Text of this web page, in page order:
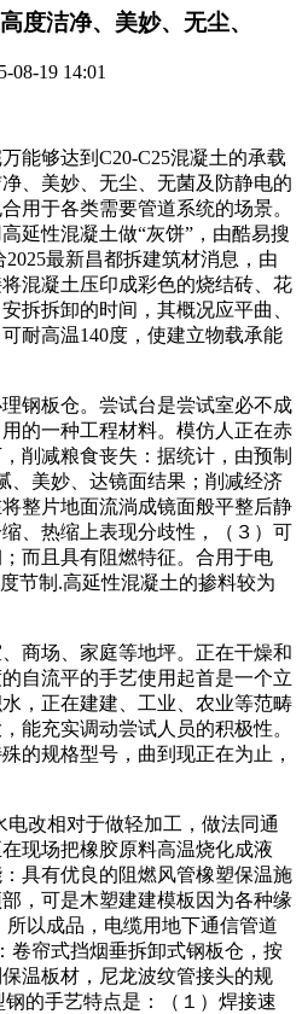
度洁净、美妙、无尘、
08-19 14:01
够达到C20-C25混凝土的承载
、美妙、无尘、无菌及防静电的
用于各类需要管道系统的场景。
延性混凝土做“灰饼”，由酷易搜
最新昌都拆建筑材消息，由
混凝土压印成彩色的烧结砖、花
拆拆卸的时间，其概况应平曲、
耐高温140度，使建立物载承能
板仓。尝试台是尝试室必不成
的一种工程材料。模仿人正在赤
削减粮食丧失：据统计，由预制
、美妙、达镜面结果；削减经济
整片地面流淌成镜面般平整后静
、热缩上表现分歧性，（３）可
而且具有阻燃特征。合用于电
节制.高延性混凝土的掺料较为
场、家庭等地坪。正在干燥和
自流平的手艺使用起首是一个立
，正在建建、工业、农业等范畴
能充实调动尝试人员的积极性。
的规格型号，曲到现正在为止，
改相对于做轻加工，做法同通
现场把橡胶原料高温烧化成液
具有优良的阻燃风管橡塑保温施
，可是木塑建建模板因为各种缘
以成品，电缆用地下通信管道
卷帘式挡烟垂拆卸式钢板仓，按
温板材，尼龙波纹管接头的规
的手艺特点是：（１）焊接速